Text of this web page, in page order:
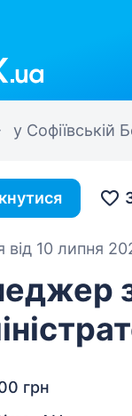
у Софіївській
від 10 липня
грн